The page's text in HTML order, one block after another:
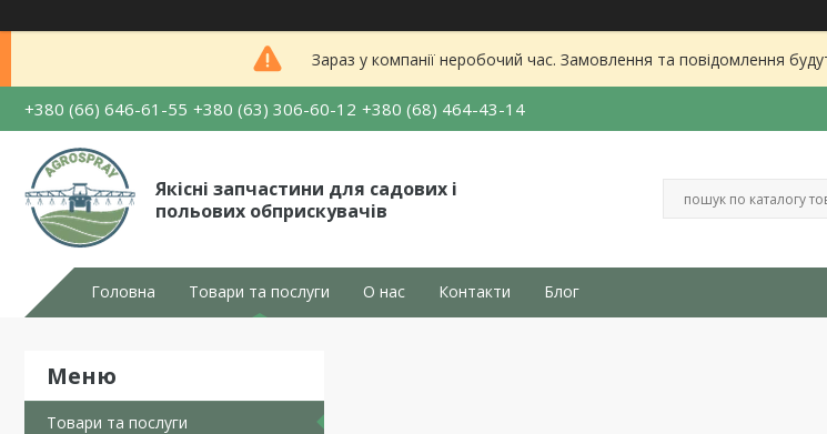
Зараз у компанії неробочий час. Замовлення та повідомлення
+380 (66) 646-61-55 +380 (63) 306-60-12 +380 (68) 464-43-14
Якісні запчастини для садових і
польових обприскувачів
Головна Товари та послуги О нас Контакти Блог
Товари та послуги